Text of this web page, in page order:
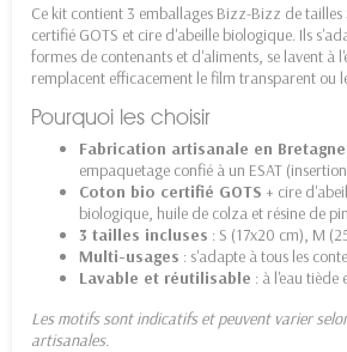
Ce kit contient 3 emballages Bizz-Bizz de
certifié GOTS et cire d'abeille biologique. Ils
formes de contenants et d'aliments, se lavent à
remplacent efficacement le film transparent ou
Pourquoi les choisir
Fabrication artisanale en Bretagne
empaquetage confié à un ESAT
Coton bio certifié GOTS + cire
biologique, huile de colza et résine de
3 tailles incluses : S (17x20 cm), M
Multi-usages : s'adapte à tous les
Lavable et réutilisable : à l'eau tiède
Les motifs sont indicatifs et peuvent varier
artisanales.